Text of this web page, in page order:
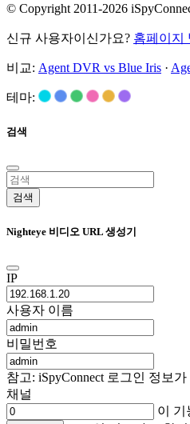
© Copyright 2011-2026
신규 사용자이신가요? 홈페이지
비교: Agent DVR vs Blue Iris ·
테마:
검색
검색
Nighteye 비디오 URL 생성기
IP
사용자 이름
비밀번호
참고: iSpyConnect 로그인 정보
채널
이 기